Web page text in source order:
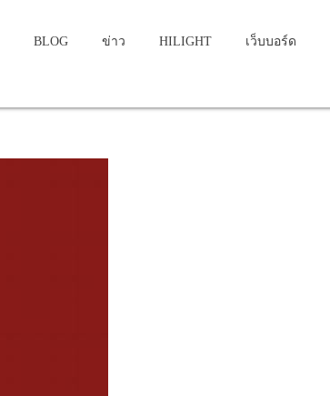
BLOG ข่าว HILIGHT
เว็บบอร์ด